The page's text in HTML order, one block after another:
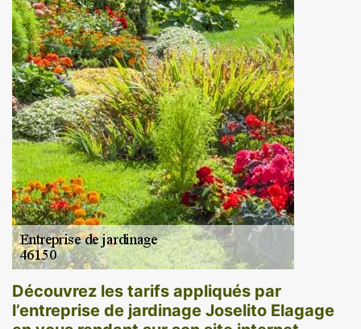
Découvrez les tarifs appliqués par
l’entreprise de jardinage Joselito Elagage